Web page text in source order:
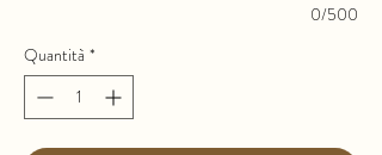
0/500
Quantità *